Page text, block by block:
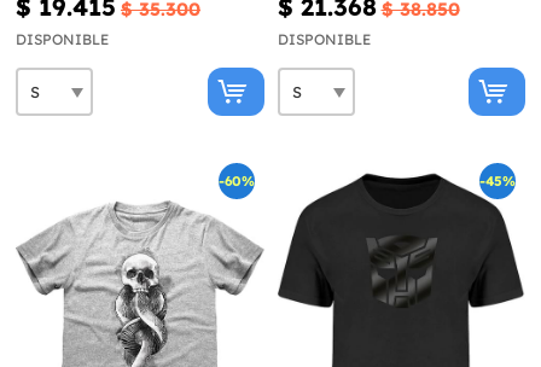
$ 19.415 $ 35.300
DISPONIBLE
$ 21.368 $ 38.850
DISPONIBLE
-60% -45%